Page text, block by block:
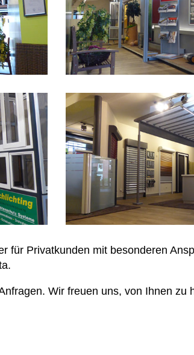
für Privatkunden mit besonderen
Wir freuen uns, von Ihnen zu